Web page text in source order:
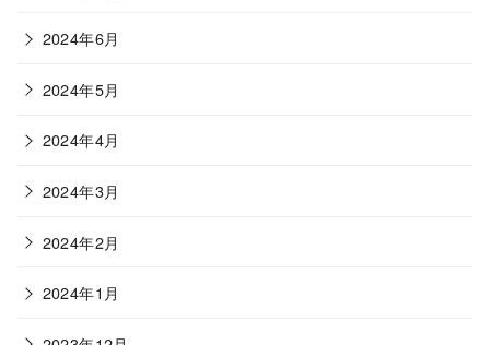
2024年6月
2024年5月
2024年4月
2024年3月
2024年2月
2024年1月